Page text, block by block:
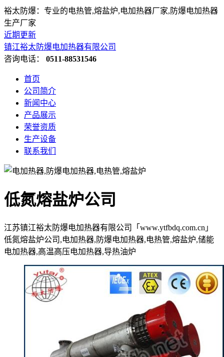
裕太防爆：专业的电热管,熔盐炉,电加热器厂家,防爆电加热器
生产厂家
近期更新
镇江裕太防爆电加热器有限公司
咨询电话： 0511-88531546
首页
公司简介
新闻中心
产品展示
荣誉资质
生产设备
联系我们
低氮熔盐炉公司
江苏镇江裕太防爆电加热器有限公司「www.ytfbdq.com.cn」
低氮熔盐炉公司,电加热器,防爆电加热器,电热管,熔盐炉,储能
电加热器,高温高压电加热器,导热油炉